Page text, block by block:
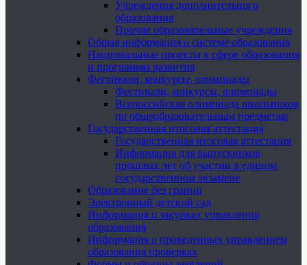
Учреждения дополнительного
образования
Прочие образовательные учреждения
Общая информация о системе образования
Национальные проекты в сфере образования
и программы развития
Фестивали, конкурсы, олимпиады
Фестивали, конкурсы, олимпиады
Всероссийская олимпиада школьников
по общеобразовательным предметам
Государственная итоговая аттестация
Государственная итоговая аттестация
Информация для выпускников
прошлых лет об участии в едином
государственном экзамене
Образование без границ
Электронный детский сад
Информация о закупках управления
образования
Информация о проведенных управлением
образования проверках